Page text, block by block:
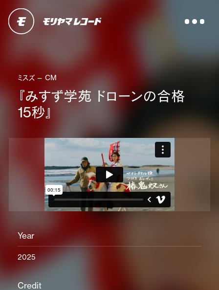
ミスズ — CM
『みすず学苑 ドローンの合格
15秒』
Year
2025
Credit